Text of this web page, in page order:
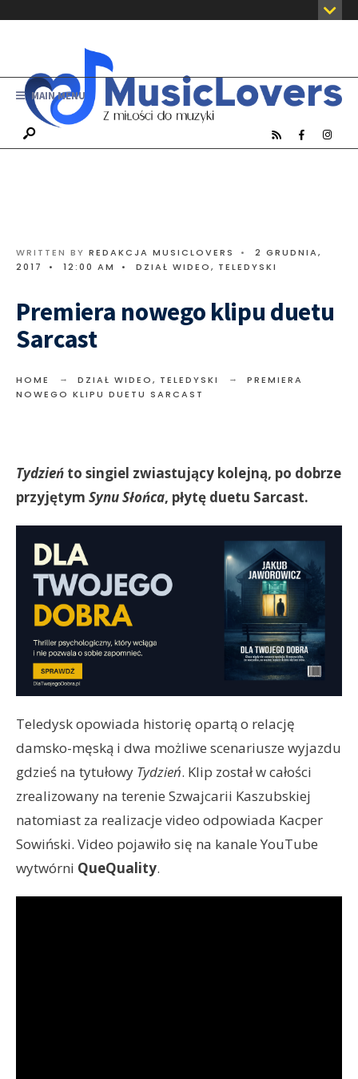
MAIN MENU
WRITTEN BY REDAKCJA MUSICLOVERS •
2 GRUDNIA,
2017
• 12:00 AM • DZIAŁ WIDEO, TELEDYSKI
Premiera nowego klipu duetu
Sarcast
HOME DZIAŁ WIDEO, TELEDYSKI
PREMIERA
NOWEGO KLIPU DUETU SARCAST
Tydzień to singiel zwiastujący kolejną, po dobrze
przyjętym Synu Słońca, płytę duetu Sarcast.
Teledysk opowiada historię opartą o relację
damsko-męską i dwa możliwe scenariusze wyjazdu
gdzieś na tytułowy Tydzień. Klip został w całości
zrealizowany na terenie Szwajcarii Kaszubskiej
natomiast za realizacje video odpowiada Kacper
Sowiński. Video pojawiło się na kanale YouTube
wytwórni QueQuality.